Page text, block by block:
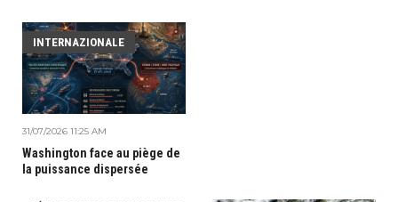
INTERNAZIONALE
31/07/2026 11:25 AM
Washington face au piège de
la puissance dispersée